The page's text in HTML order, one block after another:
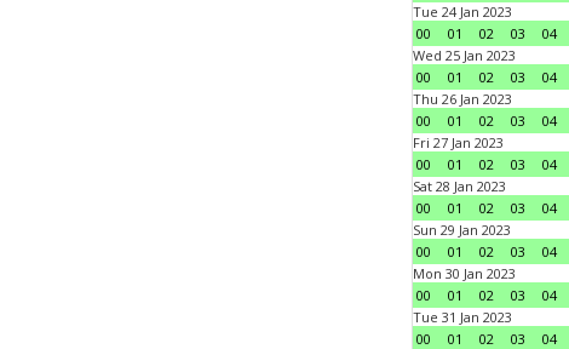
Tue 24 Jan 2023
00
01 02 03 04
Wed 25 Jan 2023
00
01 02 03 04
Thu 26 Jan 2023
00
01 02 03 04
Fri 27 Jan 2023
00
01 02 03 04
Sat 28 Jan 2023
00
01 02 03 04
Sun 29 Jan 2023
00
01 02 03 04
Mon 30 Jan 2023
00
01 02 03 04
Tue 31 Jan 2023
00
01 02 03 04